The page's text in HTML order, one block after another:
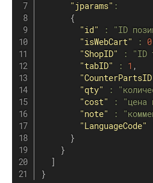
"jparams" :
{
"id"
:
"ID
"isWebCart"
: 0
"ShopID"
:
"ID
"tabID"
: 1 ,
"qty"
:
"cost"
: "цена
"note"
:
"LanguageCode"
}
}
]
}